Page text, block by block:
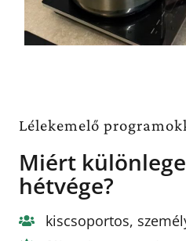
Lélekemelő
Miért
hétvége?
kiscsoportos,